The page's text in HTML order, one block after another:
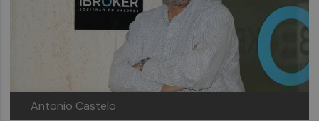
Antonio Castelo